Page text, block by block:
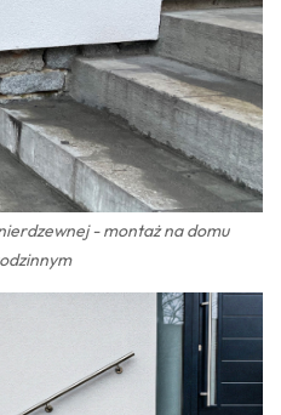
- montaż na domu